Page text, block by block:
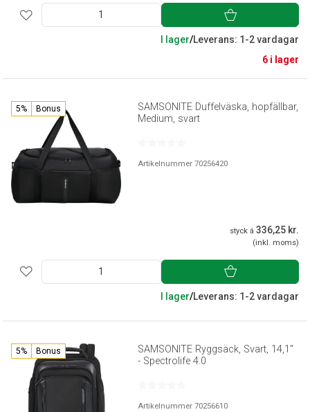
I lager/Leverans: 1-2 vardagar
6 i lager
5% Bonus
SAMSONITE Duffelväska, hopfällbar,
Medium, svart
Artikelnummer 70256420
styck á 336,25 kr.
(inkl. moms)
I lager/Leverans: 1-2 vardagar
5% Bonus
SAMSONITE Ryggsäck, Svart, 14,1"
- Spectrolife 4.0
Artikelnummer 70256610